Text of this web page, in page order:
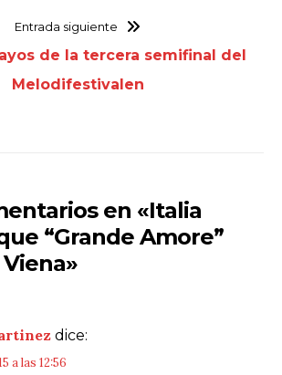
Entrada siguiente
de la tercera semifinal del
Melodifestivalen
en «Italia
“Grande Amore”
»
dice:
a las 12:56